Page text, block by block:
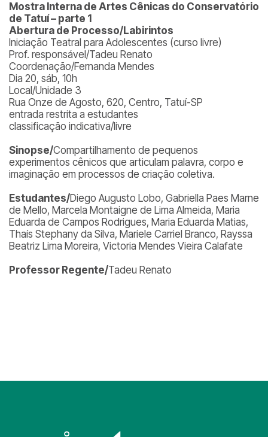
Mostra Interna de Artes Cênicas do Conservatório
de Tatuí – parte 1
Abertura de Processo/Labirintos
Iniciação Teatral para Adolescentes (curso livre)
Prof. responsável/Tadeu Renato
Coordenação/Fernanda Mendes
Dia 20, sáb, 10h
Local/Unidade 3
Rua Onze de Agosto, 620, Centro, Tatuí-SP
entrada restrita a estudantes
classificação indicativa/livre
Sinopse/Compartilhamento de pequenos
experimentos cênicos que articulam palavra, corpo e
imaginação em processos de criação coletiva.
Estudantes/Diego Augusto Lobo, Gabriella Paes Marne
de Mello, Marcela Montaigne de Lima Almeida, Maria
Eduarda de Campos Rodrigues, Maria Eduarda Matias,
Thaís Stephany da Silva, Mariele Carriel Branco, Rayssa
Beatriz Lima Moreira, Victoria Mendes Vieira Calafate
Professor Regente/Tadeu Renato